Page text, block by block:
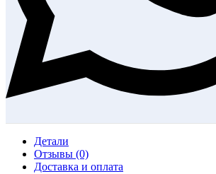
Детали
Отзывы (0)
Доставка и оплата